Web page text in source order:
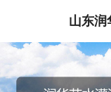
山东润